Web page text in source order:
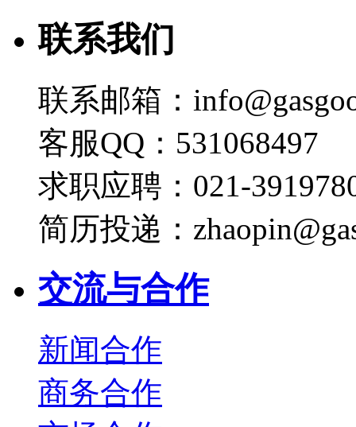
联系我们
联系邮箱：
客服QQ：531068497
求职应聘：021-
简历投递：
交流与合作
新闻合作
商务合作